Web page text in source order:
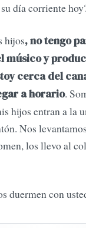
día corriente
hijos, no tengo
músico y
cerca del
a horario.
hijos entran a la
Nos
los llevo al
duermen con